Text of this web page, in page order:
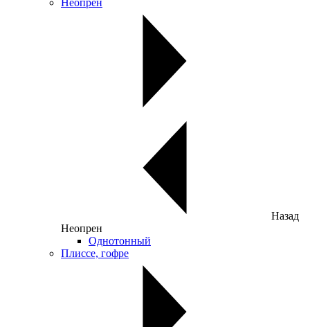
Неопрен
Назад
Неопрен
Однотонный
Плиссе, гофре